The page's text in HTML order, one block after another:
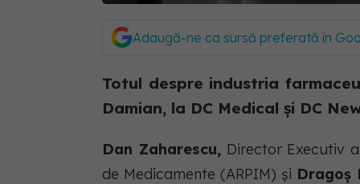
Adaugă-ne ca sursă preferată în
Totul despre industria
Damian, la DC Medical și DC
Dan Zaharescu,Director Executiv
de Medicamente (ARPIM) și Dragoș